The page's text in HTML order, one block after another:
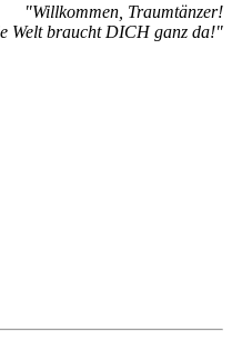
"Willkommen, Traumtänzer!
Welt braucht DICH ganz da!"